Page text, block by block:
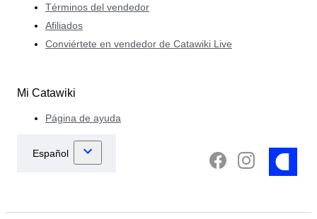
Términos del vendedor
Afiliados
Conviértete en vendedor de Catawiki Live
Mi Catawiki
Página de ayuda